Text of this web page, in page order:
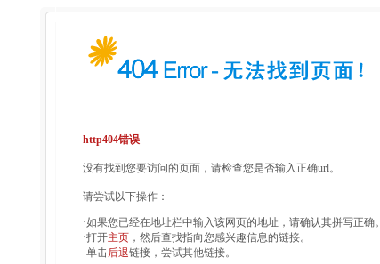
http404错误
没有找到您要访问的页面，请检查您是否输入正确url。
请尝试以下操作：
·如果您已经在地址栏中输入该网页的地址，请确认其拼写正确。
·打开主页 ，然后查找指向您感兴趣信息的链接。
·单击后退链接，尝试其他链接。